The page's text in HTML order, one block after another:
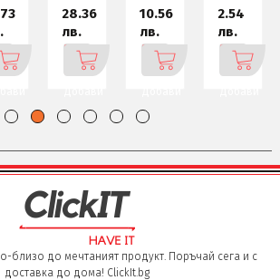
28.36
лв.
10.56
лв.
2.54
лв.
близо до мечтаният продукт. Поръчай сега и с
доставка до дома! ClickIt.bg